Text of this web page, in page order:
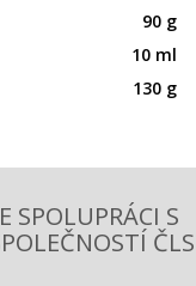
90 g
10 ml
130 g
SPOLUPRÁCI S
ČLS